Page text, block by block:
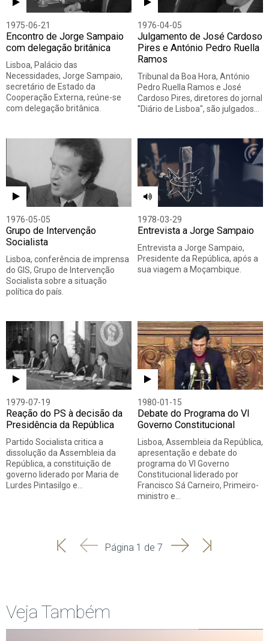
1975-06-21
Encontro de Jorge Sampaio
com delegação britânica
Lisboa, Palácio das
Necessidades, Jorge Sampaio,
secretário de Estado da
Cooperação Externa, reúne-se
com delegação britânica.
1976-04-05
Julgamento de José Cardoso
Pires e António Pedro Ruella
Ramos
Tribunal da Boa Hora, António
Pedro Ruella Ramos e José
Cardoso Pires, diretores do jornal
"Diário de Lisboa", são julgados…
1976-05-05
Grupo de Intervenção
Socialista
Lisboa, conferência de imprensa
do GIS, Grupo de Intervenção
Socialista sobre a situação
política do país.
1978-03-29
Entrevista a Jorge Sampaio
Entrevista a Jorge Sampaio,
Presidente da República, após a
sua viagem a Moçambique.
1979-07-19
Reação do PS à decisão da
Presidência da República
Partido Socialista critica a
dissolução da Assembleia da
República, a constituição de
governo liderado por Maria de
Lurdes Pintasilgo e…
1980-01-15
Debate do Programa do VI
Governo Constitucional
Lisboa, Assembleia da República,
apresentação e debate do
programa do VI Governo
Constitucional liderado por
Francisco Sá Carneiro, Primeiro-
ministro e…
'
'
Página 1 de 7 SeguinteÚltima
Veja Também